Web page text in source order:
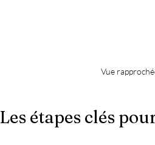
Vue
Les étapes clés